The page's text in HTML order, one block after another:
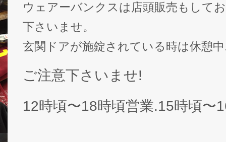
ウェアーバンクスは店頭販売もして
下さいませ。
玄関ドアが施錠されている時は休憩
ご注意下さいませ!
12時頃〜18時頃営業.15時頃〜